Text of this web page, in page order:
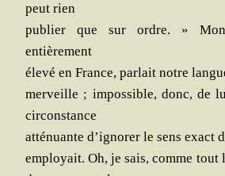
peut rien
publier que sur ordre. » Mon
entièrement
éle­vé en France, par­lait notre
mer­veille ; impos­sible, donc, de
circonstance
atté­nuante d’ignorer le sens exact
employait. Oh, je sais, comme tout